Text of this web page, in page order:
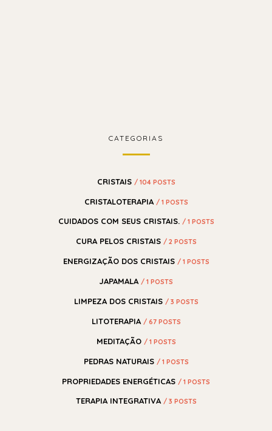
CATEGORIAS
CRISTAIS / 104 POSTS
CRISTALOTERAPIA / 1 POSTS
CUIDADOS COM SEUS CRISTAIS. / 1 POSTS
CURA PELOS CRISTAIS / 2 POSTS
ENERGIZAÇÃO DOS CRISTAIS / 1 POSTS
JAPAMALA / 1 POSTS
LIMPEZA DOS CRISTAIS / 3 POSTS
LITOTERAPIA / 67 POSTS
MEDITAÇÃO / 1 POSTS
PEDRAS NATURAIS / 1 POSTS
PROPRIEDADES ENERGÉTICAS / 1 POSTS
TERAPIA INTEGRATIVA / 3 POSTS